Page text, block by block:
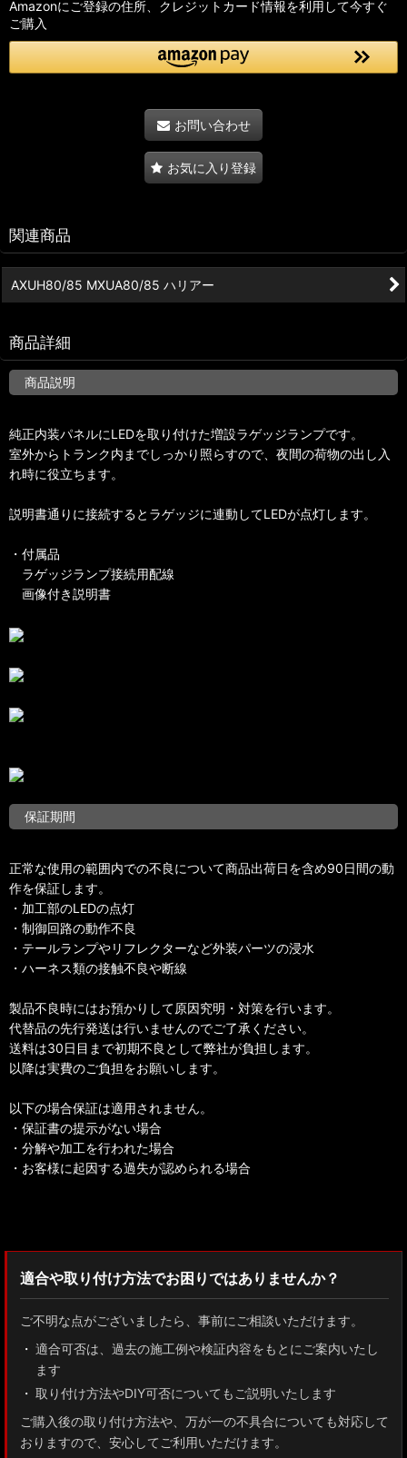
Amazonにご登録の住所、クレジットカード情報を利用して今すぐ
ご購入
お問い合わせ
お気に入り登録
関連商品
AXUH80/85 MXUA80/85 ハリアー
商品詳細
商品説明
純正内装パネルにLEDを取り付けた増設ラゲッジランプです。
室外からトランク内までしっかり照らすので、夜間の荷物の出し入
れ時に役立ちます。
説明書通りに接続するとラゲッジに連動してLEDが点灯します。
・付属品
ラゲッジランプ接続用配線
画像付き説明書
保証期間
正常な使用の範囲内での不良について商品出荷日を含め90日間の動
作を保証します。
・加工部のLEDの点灯
・制御回路の動作不良
・テールランプやリフレクターなど外装パーツの浸水
・ハーネス類の接触不良や断線
製品不良時にはお預かりして原因究明・対策を行います。
代替品の先行発送は行いませんのでご了承ください。
送料は30日目まで初期不良として弊社が負担します。
以降は実費のご負担をお願いします。
以下の場合保証は適用されません。
・保証書の提示がない場合
・分解や加工を行われた場合
・お客様に起因する過失が認められる場合
適合や取り付け方法でお困りではありませんか？
ご不明な点がございましたら、事前にご相談いただけます。
適合可否は、過去の施工例や検証内容をもとにご案内いたし
ます
取り付け方法やDIY可否についてもご説明いたします
ご購入後の取り付け方法や、万が一の不具合についても対応して
おりますので、安心してご利用いただけます。